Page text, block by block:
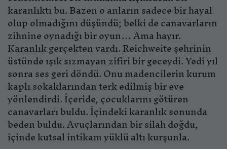
karanlıktı bu. Bazen o anların sadece bir hayal
olup olmadığını düşündü; belki de canavarların
zihnine oynadığı bir oyun… Ama hayır.
Karanlık gerçekten vardı. Reichweite şehrinin
üstünde ışık sızmayan zifiri bir geceydi. Yedi yıl
sonra ses geri döndü. Onu madencilerin kurum
kaplı sokaklarından terk edilmiş bir eve
yönlendirdi. İçeride, çocuklarını götüren
canavarları buldu. İçindeki karanlık sonunda
beden buldu. Avuçlarından bir silah doğdu,
içinde kutsal intikam yüklü altı kurşunla.